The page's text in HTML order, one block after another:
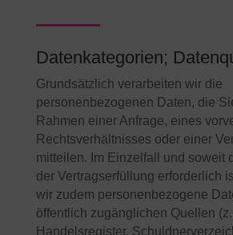
Datenkategorien;
Grundsätzlich verarbeiten wir die
personenbezogenen Daten, die
Rahmen einer Anfrage, eines
Rechtsverhältnisses oder einer
mitteilen. Im Einzelfall und soweit
der Vertragserfüllung erforderlich
wir zudem personenbezogene
öffentlich zugänglichen Quellen
Handelsregister,